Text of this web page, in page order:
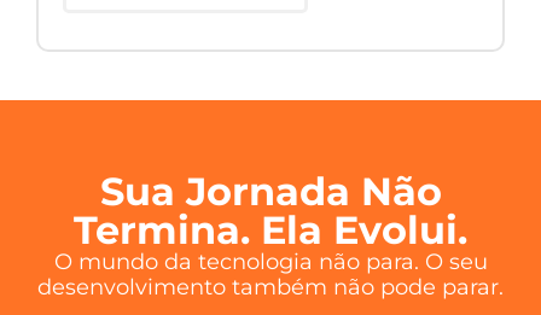
Sua Jornada Não
Termina. Ela Evolui.
O mundo da tecnologia não para. O seu
desenvolvimento também não pode parar.